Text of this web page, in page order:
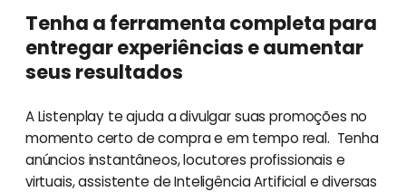
Tenha a ferramenta completa para
entregar experiências e aumentar
seus resultados
A Listenplay te ajuda a divulgar suas promoções no
momento certo de compra e em tempo real. Tenha
anúncios instantâneos, locutores profissionais e
virtuais, assistente de Inteligência Artificial e diversas